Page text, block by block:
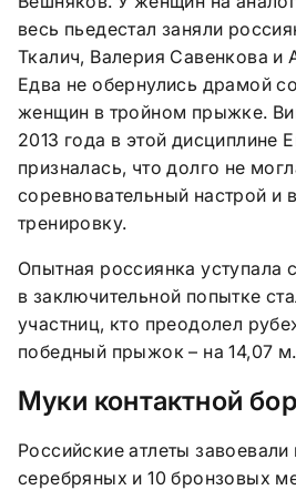
весь пьедестал заняли
Ткалич, Валерия Савенкова и
Едва не обернулись драмой
женщин в тройном прыжке.
2013 года в этой дисциплине
призналась, что долго не
соревновательный настрой и
тренировку.
Опытная россиянка уступала
в заключительной попытке
участниц, кто преодолел
победный прыжок – на 14,07 м.
Муки контактной
Российские атлеты
серебряных и 10 бронзовых